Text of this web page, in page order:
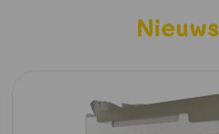
Nieuws